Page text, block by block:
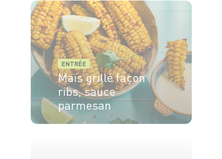
ENTRÉE
Maïs grillé façon
ribs, sauce
parmesan